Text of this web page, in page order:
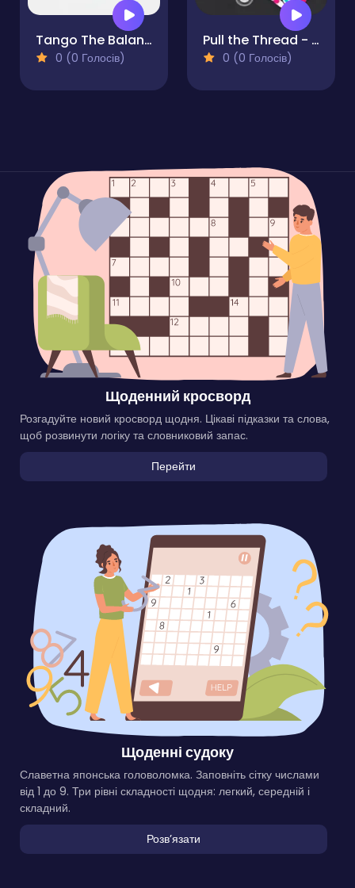
Tango The Balance Grid
0 (0 Голосів)
Pull the Thread - Puzzle
0 (0 Голосів)
Щоденний кросворд
Розгадуйте новий кросворд щодня. Цікаві підказки та слова,
щоб розвинути логіку та словниковий запас.
Перейти
Щоденні судоку
Славетна японська головоломка. Заповніть сітку числами
від 1 до 9. Три рівні складності щодня: легкий, середній і
складний.
Розвʼязати